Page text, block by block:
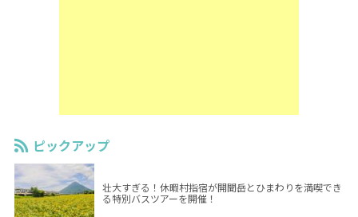
ピックアップ
壮大すぎる！休暇村指宿が開聞岳とひまわりを満喫でき
る特別バスツアーを開催！